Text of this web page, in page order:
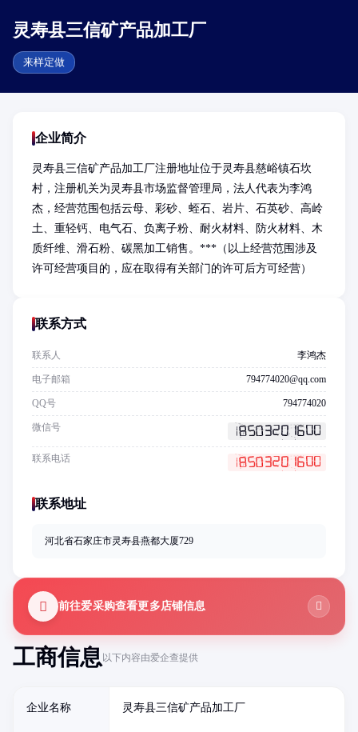
灵寿县三信矿产品加工厂
来样定做
工商信息以下内容由爱企查提供
企业名称 灵寿县三信矿产品加工厂
企业简介
灵寿县三信矿产品加工厂注册地址位于灵寿县慈峪镇石坎
村，注册机关为灵寿县市场监督管理局，法人代表为李鸿
杰，经营范围包括云母、彩砂、蛭石、岩片、石英砂、高岭
土、重轻钙、电气石、负离子粉、耐火材料、防火材料、木
质纤维、滑石粉、碳黑加工销售。***（以上经营范围涉及
许可经营项目的，应在取得有关部门的许可后方可经营）
联系方式
联系人 李鸿杰
电子邮箱 794774020@qq.com
QQ号 794774020
微信号
联系电话
联系地址
河北省石家庄市灵寿县燕都大厦729
前往爱采购查看更多店铺信息